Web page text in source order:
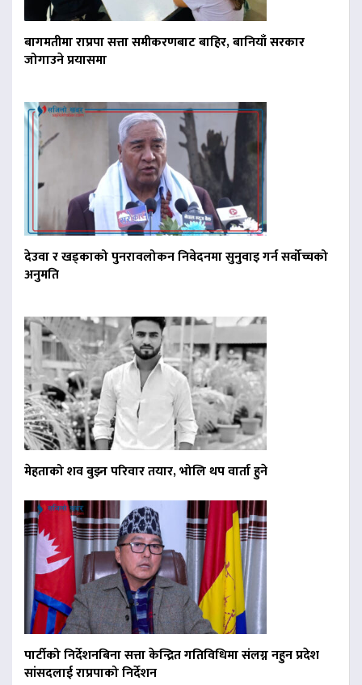
बागमतीमा राप्रपा सत्ता समीकरणबाट बाहिर, बानियाँ सरकार
जोगाउने प्रयासमा
देउवा र खड्काको पुनरावलोकन निवेदनमा सुनुवाइ गर्न सर्वोच्चको
अनुमति
मेहताको शव बुझ्न परिवार तयार, भोलि थप वार्ता हुने
पार्टीको निर्देशनबिना सत्ता केन्द्रित गतिविधिमा संलग्न नहुन प्रदेश
सांसदलाई राप्रपाको निर्देशन